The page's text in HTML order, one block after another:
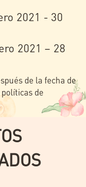
2021 - 30
2021 – 28
de la fecha de
de